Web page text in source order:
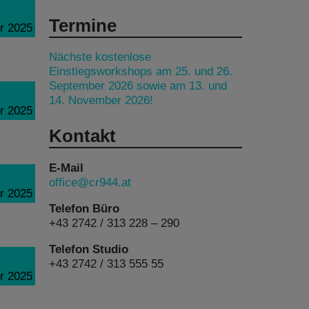
2025
2025
2025
2025
Termine
Nächste kostenlose
Einstiegsworkshops am 25. und 26.
September 2026 sowie am 13. und
14. November 2026!
Kontakt
E-Mail
office@cr944.at
Telefon Büro
+43 2742 / 313 228 – 290
Telefon Studio
+43 2742 / 313 555 55